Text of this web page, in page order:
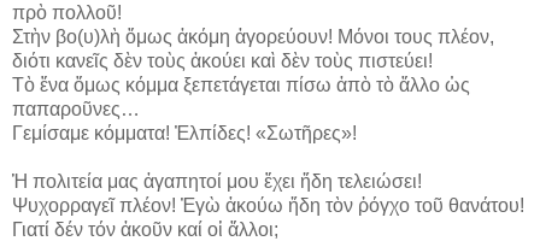
πρὸ πολλοῦ!
Στὴν βο(υ)λὴ ὅμως ἀκόμη ἀγορεύουν! Μόνοι τους πλέον,
διότι κανεῖς δὲν τοὺς ἀκούει καὶ δὲν τοὺς πιστεύει!
Τὸ ἕνα ὅμως κόμμα ξεπετάγεται πίσω ἀπὸ τὸ ἄλλο ὡς
παπαροῦνες…
Γεμίσαμε κόμματα! Ἐλπίδες! «Σωτῆρες»!
Ἡ πολιτεία μας ἀγαπητοί μου ἔχει ἤδη τελειώσει!
Ψυχορραγεῖ πλέον! Ἐγὼ ἀκούω ἤδη τὸν ῥόγχο τοῦ θανάτου!
Γιατί δέν τόν ἀκοῦν καί οἱ ἄλλοι;